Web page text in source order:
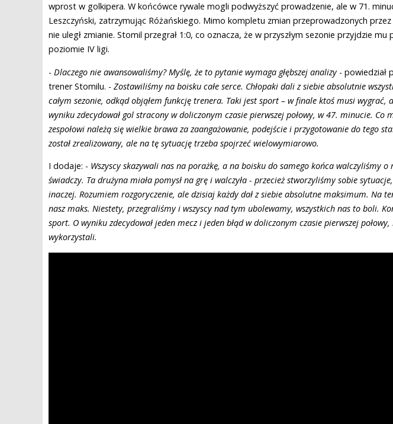
wprost w golkipera. W końcówce rywale mogli podwyższyć prowadzenie, ale w 71.
Leszczyński, zatrzymując Różańskiego. Mimo kompletu zmian przeprowadzonych
nie uległ zmianie. Stomil przegrał 1:0, co oznacza, że w przyszłym sezonie przyjdzie
poziomie IV ligi.
- Dlaczego nie awansowaliśmy? Myślę, że to pytanie wymaga głębszej analizy- powiedział
trener Stomilu. - Zostawiliśmy na boisku całe serce. Chłopaki dali z siebie absolutnie
całym sezonie, odkąd objąłem funkcję trenera. Taki jest sport – w finale ktoś musi wygrać,
wyniku zdecydował gol stracony w doliczonym czasie pierwszej połowy, w 47. minucie. Co
zespołowi należą się wielkie brawa za zaangażowanie, podejście i przygotowanie do tego
został zrealizowany, ale na tę sytuację trzeba spojrzeć wielowymiarowo.
I dodaje: - Wszyscy skazywali nas na porażkę, a na boisku do samego końca walczyliśmy
świadczy. Ta drużyna miała pomysł na grę i walczyła - przecież stworzyliśmy sobie
inaczej. Rozumiem rozgoryczenie, ale dzisiaj każdy dał z siebie absolutne maksimum. Na
nasz maks. Niestety, przegraliśmy i wszyscy nad tym ubolewamy, wszystkich nas to boli.
sport. O wyniku zdecydował jeden mecz i jeden błąd w doliczonym czasie pierwszej
wykorzystali.